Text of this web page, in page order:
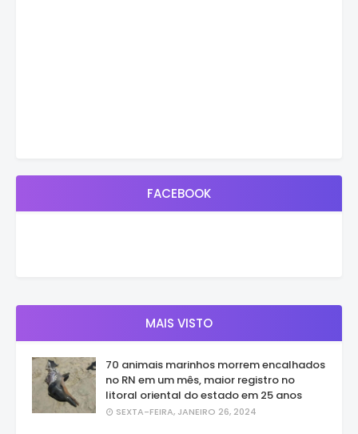
FACEBOOK
MAIS VISTO
70 animais marinhos morrem encalhados
no RN em um mês, maior registro no
litoral oriental do estado em 25 anos
SEXTA-FEIRA, JANEIRO 26, 2024